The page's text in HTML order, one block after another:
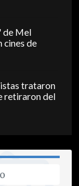
de Mel
cines de
trataron
retiraron del